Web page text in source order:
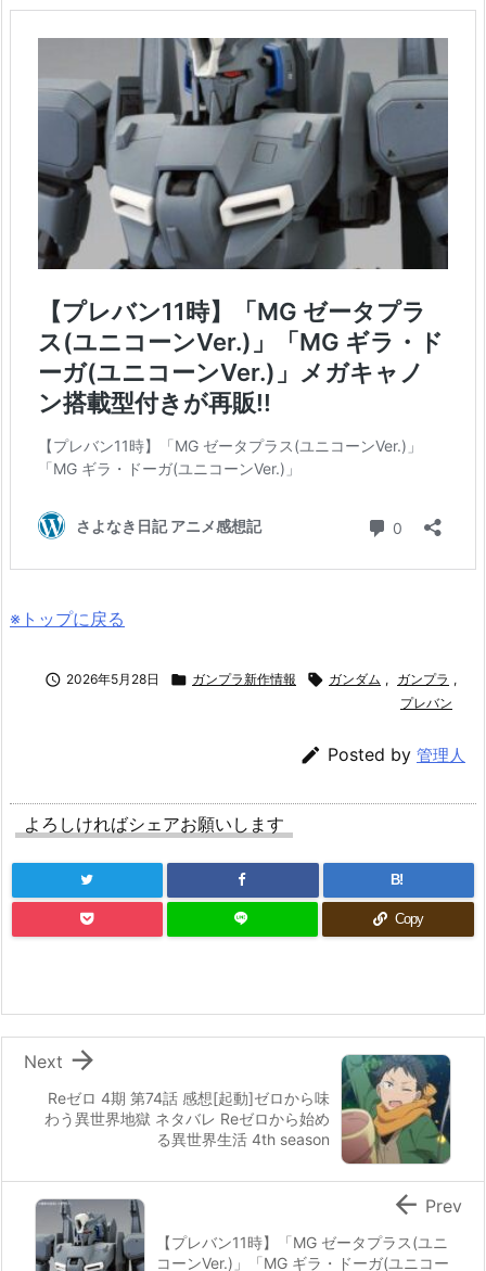
※トップに戻る
 2026年5月28日  ガンプラ新作情報  ガンダム , ガンプラ ,
プレバン
 Posted by 管理人
よろしければシェアお願いします
B!
Copy
Reゼロ 4期 第74話 感想[起動]ゼロから味
わう異世界地獄 ネタバレ Reゼロから始め
る異世界生活 4th season

Next
【プレバン11時】「MG ゼータプラス(ユニ
コーンVer.)」「MG ギラ・ドーガ(ユニコー
 Prev